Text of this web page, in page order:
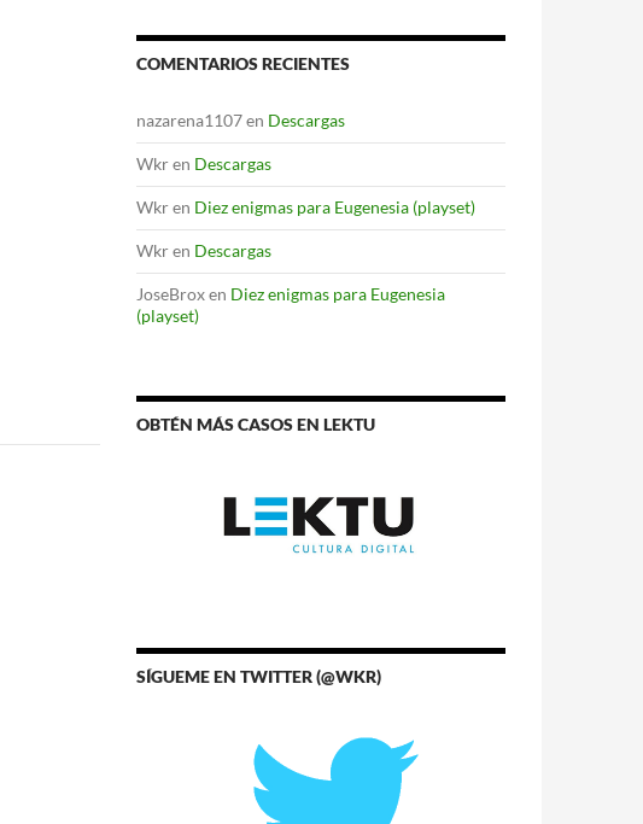
COMENTARIOS RECIENTES
nazarena1107en Descargas
Wkren Descargas
Wkren Diez enigmas para Eugenesia (playset)
Wkren Descargas
JoseBroxen Diez enigmas para Eugenesia
(playset)
OBTÉN MÁS CASOS EN LEKTU
SÍGUEME EN TWITTER (@WKR)